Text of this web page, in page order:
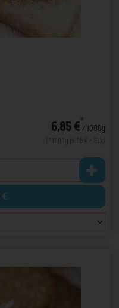
6,85 €*/ 1000g
€